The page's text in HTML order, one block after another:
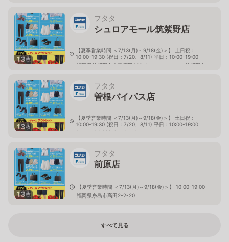
13枚
フタタ
シュロアモール筑紫野店
【夏季営業時間 ＜7/13(月)～9/18(金)＞】 土日祝：
10:00-19:30 (祝日：7/20、8/11) 平日：10:00-19:00
福岡県筑紫野市大字原田836-4 シュロアモール筑紫野内
13枚
フタタ
曽根バイパス店
【夏季営業時間 ＜7/13(月)～9/18(金)＞】 土日祝：
10:00-19:30 (祝日：7/20、8/11) 平日：10:00-19:00
福岡県北九州市小倉南区上貫1-1
13枚
フタタ
前原店
【夏季営業時間 ＜7/13(月)～9/18(金)＞】 10:00-19:00
福岡県糸島市高田2-2-20
すべて見る